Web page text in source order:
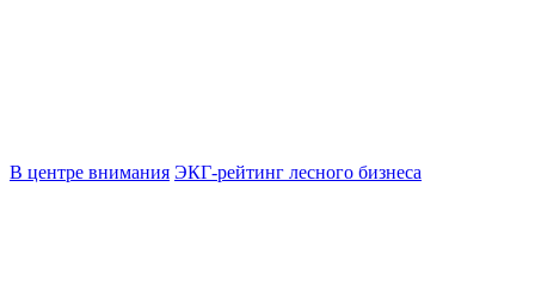
В центре внимания ЭКГ-рейтинг лесного бизнеса